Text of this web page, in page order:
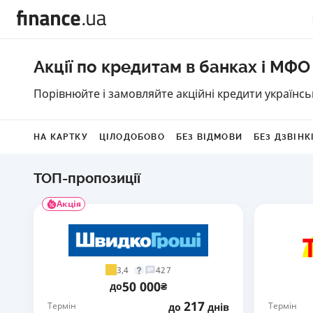
Акції по кредитам в банках і МФО
Порівнюйте і замовляйте акційні кредити
НА КАРТКУ ЦІЛОДОБОВО БЕЗ ВІДМОВИ БЕЗ
ТОП-пропозиції
Акція
3,4 427
до50 000₴
Термін до 217 днів Термін